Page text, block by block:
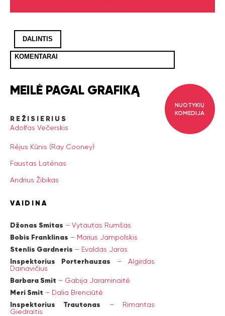
DALINTIS
KOMENTARAI
MEILĖ PAGAL GRAFIKĄ
REŽISIERIUS
Adolfas Večerskis
Rėjus Kūnis (Ray Cooney)
Faustas Latėnas
Andrius Žibikas
VAIDINA
Džonas Smitas – Vytautas Rumšas
Bobis Franklinas – Marius Jampolskis
Stenlis Gardneris – Evaldas Jaras
Inspektorius Porterhauzas – Algirdas
Dainavičius
Barbara Smit – Gabija Jaraminaitė
Meri Smit – Dalia Brenciūtė
Inspektorius Trautonas – Rimantas
Giedraitis
NUOTYKIŲ
KOMEDIJA